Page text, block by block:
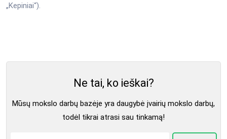
„Kepiniai“).
Ne tai, ko ieškai?
Mūsų mokslo darbų bazėje yra daugybė įvairių mokslo darbų,
todėl tikrai atrasi sau tinkamą!